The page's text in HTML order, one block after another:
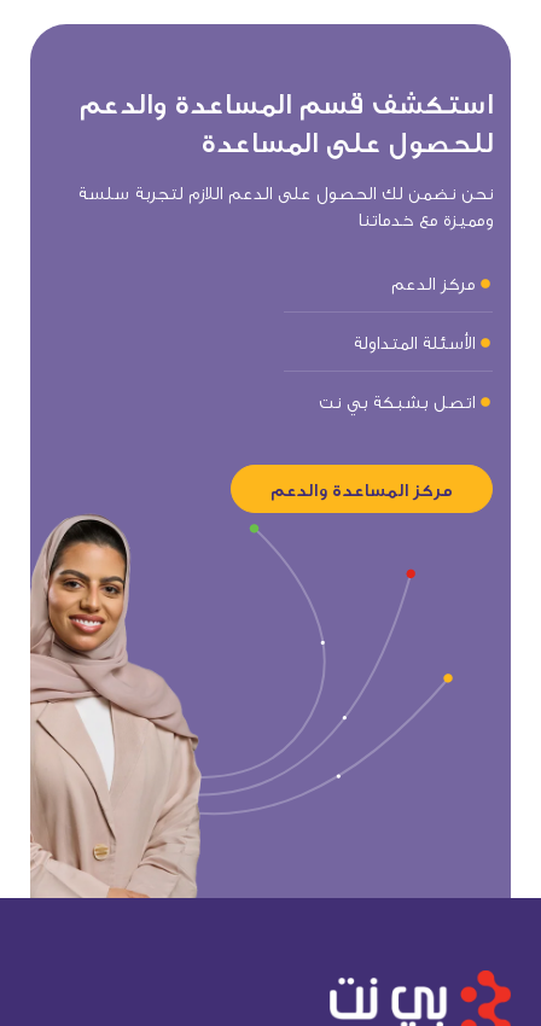
استكشف قسم المساعدة والدعم
للحصول على المساعدة
نحن نضمن لك الحصول على الدعم اللازم لتجربة سلسة
ومميزة مع خدماتنا
مركز الدعم
الأسئلة المتداولة
اتصل بشبكة بي نت
مركز المساعدة والدعم